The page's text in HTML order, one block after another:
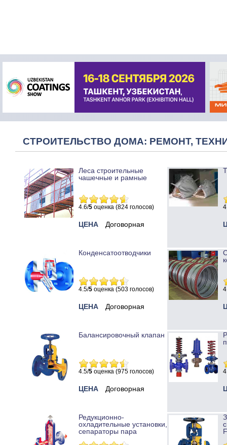
СТРОИТЕЛЬСТВО ДОМА: РЕМОНТ,
Леса строительные
чашечные и рамные
4.6/5 оценка (824 голосов)
ЦЕНА Договорная
Конденсатоотводчики
4.5/5 оценка (503 голосов)
ЦЕНА Договорная
Балансировочный клапан
4.5/5 оценка (975 голосов)
ЦЕНА Договорная
Редукционно-
охладительные установки,
сепараторы пара